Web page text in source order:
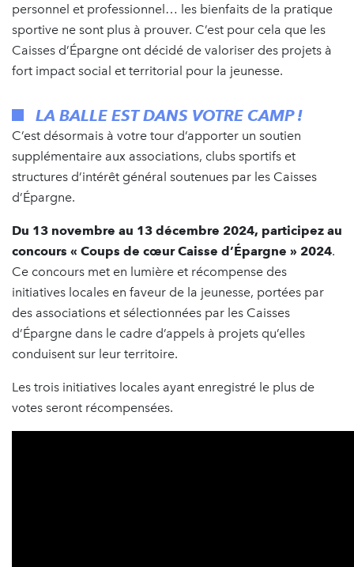
personnel et professionnel… les bienfaits de la pratique
sportive ne sont plus à prouver. C’est pour cela que les
Caisses d’Épargne ont décidé de valoriser des projets à
fort impact social et territorial pour la jeunesse.
LA BALLE EST DANS VOTRE CAMP !
C’est désormais à votre tour d’apporter un soutien
supplémentaire aux associations, clubs sportifs et
structures d’intérêt général soutenues par les Caisses
d’Épargne.
Du 13 novembre au 13 décembre 2024, participez au
concours « Coups de cœur Caisse d’Épargne » 2024.
Ce concours met en lumière et récompense des
initiatives locales en faveur de la jeunesse, portées par
des associations et sélectionnées par les Caisses
d’Épargne dans le cadre d’appels à projets qu’elles
conduisent sur leur territoire.
Les trois initiatives locales ayant enregistré le plus de
votes seront récompensées.